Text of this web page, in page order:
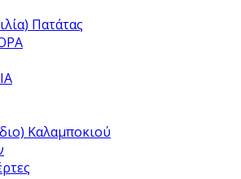
Πατάτας
Καλαμποκιού